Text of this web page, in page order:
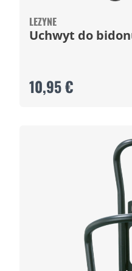
LEZYNE
Uchwyt do
10,95 €